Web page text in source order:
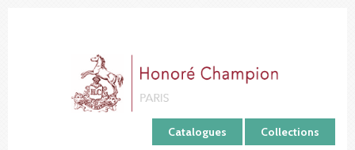
Catalogues Collections